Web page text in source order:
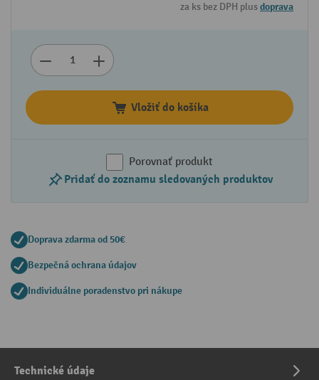
za ks bez DPH plusdoprava
Vložiť do košíka
Porovnať produkt
Pridať do zoznamu sledovaných produktov
Doprava zdarma od 50€
Bezpečná ochrana údajov
Individuálne poradenstvo pri nákupe
Technické údaje